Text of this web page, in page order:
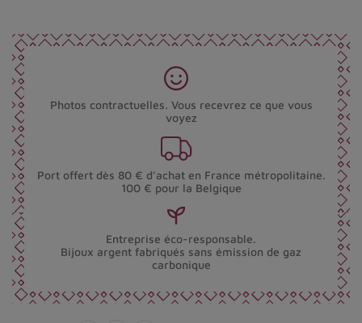
Photos contractuelles. Vous recevrez ce que vous
voyez
Port offert dès 80 € d’achat en France métropolitaine.
100 € pour la Belgique
Entreprise éco-responsable.
Bijoux argent fabriqués sans émission de gaz
carbonique